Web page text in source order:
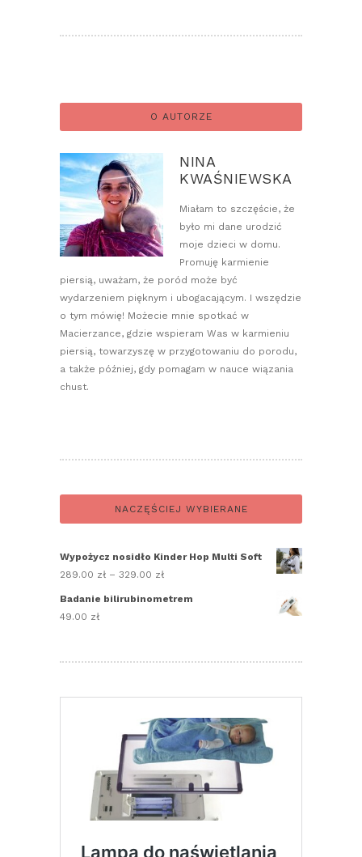
O AUTORZE
NINA
KWAŚNIEWSKA
Miałam to szczęście, że
było mi dane urodzić
moje dzieci w domu.
Promuję karmienie
piersią, uważam, że poród może być
wydarzeniem pięknym i ubogacającym. I wszędzie
o tym mówię! Możecie mnie spotkać w
Macierzance, gdzie wspieram Was w karmieniu
piersią, towarzyszę w przygotowaniu do porodu,
a także później, gdy pomagam w nauce wiązania
chust.
NACZĘŚCIEJ WYBIERANE
Wypożycz nosidło Kinder Hop Multi Soft
289.00 zł – 329.00 zł
329.00 zł
Badanie bilirubinometrem
49.00 zł